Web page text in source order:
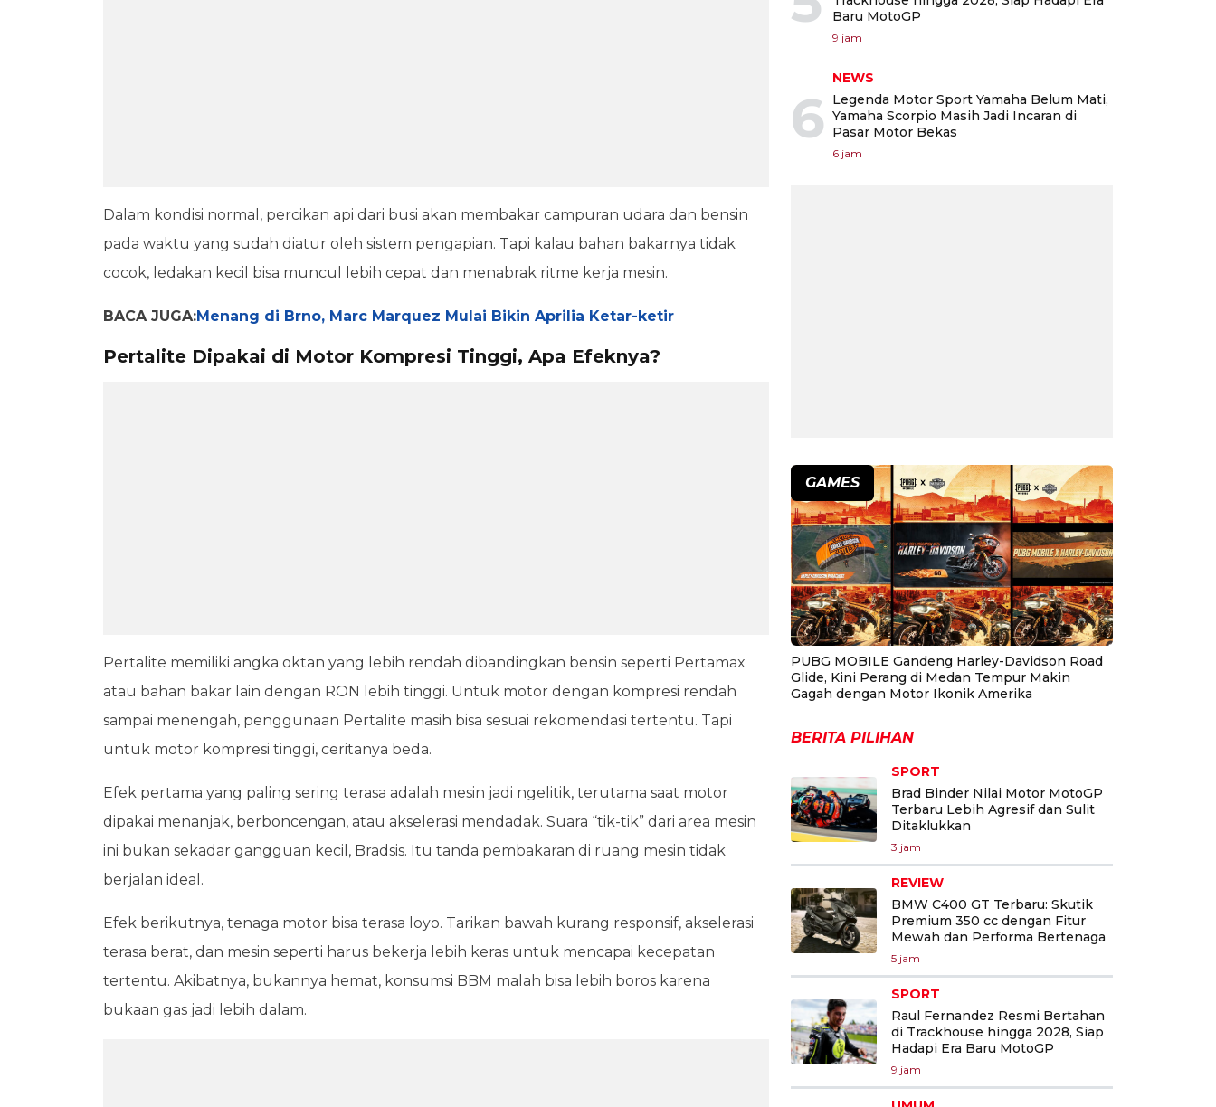
Dalam kondisi normal, percikan api dari busi akan membakar campuran udara dan bensin
pada waktu yang sudah diatur oleh sistem pengapian. Tapi kalau bahan bakarnya tidak
cocok, ledakan kecil bisa muncul lebih cepat dan menabrak ritme kerja mesin.
BACA JUGA:Menang di Brno, Marc Marquez Mulai Bikin Aprilia Ketar-ketir
Pertalite Dipakai di Motor Kompresi Tinggi, Apa Efeknya?
Pertalite memiliki angka oktan yang lebih rendah dibandingkan bensin seperti Pertamax
atau bahan bakar lain dengan RON lebih tinggi. Untuk motor dengan kompresi rendah
sampai menengah, penggunaan Pertalite masih bisa sesuai rekomendasi tertentu. Tapi
untuk motor kompresi tinggi, ceritanya beda.
Efek pertama yang paling sering terasa adalah mesin jadi ngelitik, terutama saat motor
dipakai menanjak, berboncengan, atau akselerasi mendadak. Suara “tik-tik” dari area mesin
ini bukan sekadar gangguan kecil, Bradsis. Itu tanda pembakaran di ruang mesin tidak
berjalan ideal.
Efek berikutnya, tenaga motor bisa terasa loyo. Tarikan bawah kurang responsif, akselerasi
terasa berat, dan mesin seperti harus bekerja lebih keras untuk mencapai kecepatan
tertentu. Akibatnya, bukannya hemat, konsumsi BBM malah bisa lebih boros karena
bukaan gas jadi lebih dalam.
Baru MotoGP
9 jam
6
NEWS
Legenda Motor Sport Yamaha Belum Mati,
Yamaha Scorpio Masih Jadi Incaran di
Pasar Motor Bekas
6 jam
GAMES
PUBG MOBILE Gandeng Harley-Davidson Road
Glide, Kini Perang di Medan Tempur Makin
Gagah dengan Motor Ikonik Amerika
BERITA PILIHAN
SPORT
Brad Binder Nilai Motor MotoGP
Terbaru Lebih Agresif dan Sulit
Ditaklukkan
3 jam
REVIEW
BMW C400 GT Terbaru: Skutik
Premium 350 cc dengan Fitur
Mewah dan Performa Bertenaga
5 jam
SPORT
Raul Fernandez Resmi Bertahan
di Trackhouse hingga 2028, Siap
Hadapi Era Baru MotoGP
9 jam